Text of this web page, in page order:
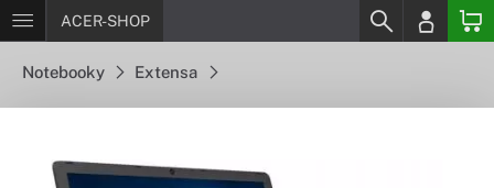
ACER-SHOP
Notebooky Extensa